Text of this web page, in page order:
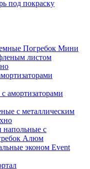
под покраску
Погребок Мини
листом
амортизаторами
с металлическим
с
Алюм
эконом Event